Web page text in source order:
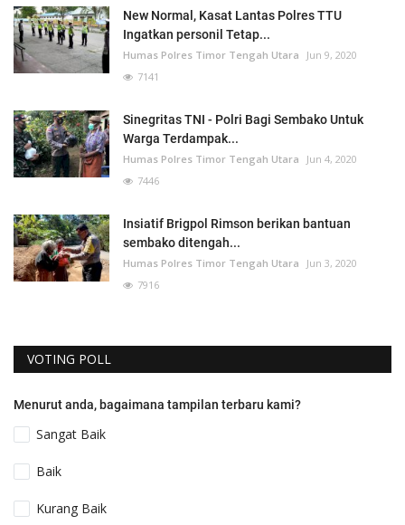
New Normal, Kasat Lantas Polres TTU
Ingatkan personil Tetap...
Humas Polres Timor Tengah Utara
Jun 9, 2020
7141
Sinegritas TNI - Polri Bagi Sembako Untuk
Warga Terdampak...
Humas Polres Timor Tengah Utara
Jun 4, 2020
7446
Insiatif Brigpol Rimson berikan bantuan
sembako ditengah...
Humas Polres Timor Tengah Utara
Jun 3, 2020
7916
VOTING POLL
Menurut anda, bagaimana tampilan terbaru kami?
Sangat Baik
Baik
Kurang Baik